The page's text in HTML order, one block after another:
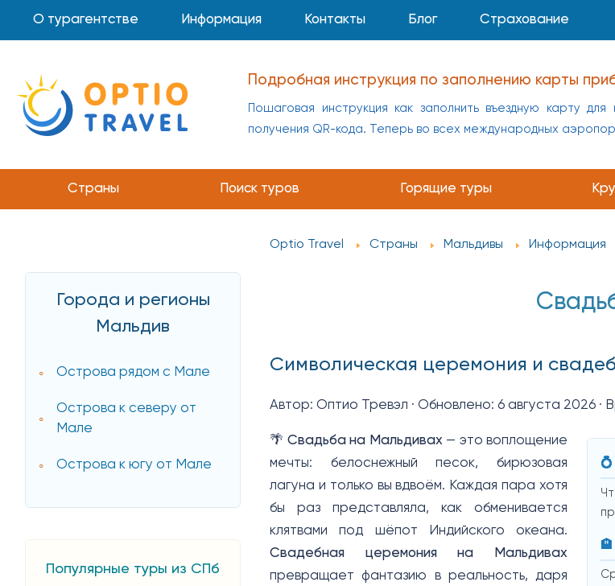
О турагентстве Информация Контакты Блог Страхование
Подробная инструкция по заполнению карты
Пошаговая инструкция как заполнить въездную карту
получения QR-кода. Теперь во всех международных
Страны Поиск туров Горящие туры
Города и регионы
Мальдив
Острова рядом с Мале
Острова к северу от
Мале
Острова к югу от Мале
Популярные туры из СПб
Optio Travel Страны Мальдивы Информация
Символическая церемония и
Автор: Оптио Тревэл · Обновлено: 6 августа 2026 ·
🌴 Свадьба на Мальдивах— это воплощение
мечты: белоснежный песок, бирюзовая
лагуна и только вы вдвоём. Каждая пара хотя
бы раз представляла, как обменивается
клятвами под шёпот Индийского океана.
Свадебная церемония на Мальдивах
превращает фантазию в реальность, даря